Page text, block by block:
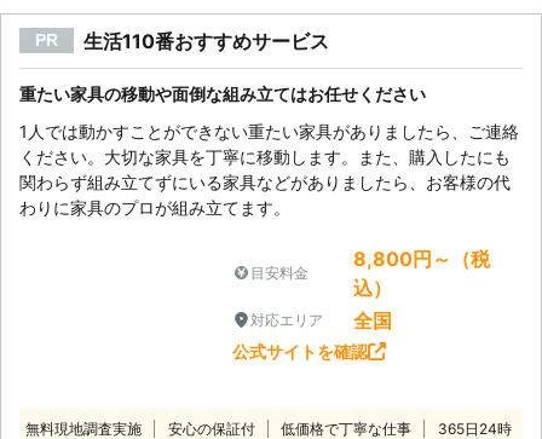
PR 生活110番おすすめサービス
重たい家具の移動や面倒な組み立てはお任せください
1人では動かすことができない重たい家具がありましたら、ご連絡
ください。大切な家具を丁寧に移動します。また、購入したにも
関わらず組み立てずにいる家具などがありましたら、お客様の代
わりに家具のプロが組み立てます。
目安料金
8,800円～（税
込）
対応エリア 全国
公式サイトを確認
無料現地調査実施 安心の保証付 低価格で丁寧な仕事
365日24時